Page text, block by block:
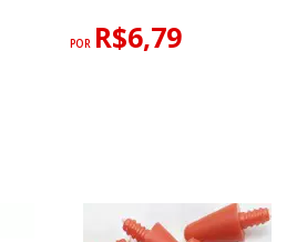
POR R$6,79